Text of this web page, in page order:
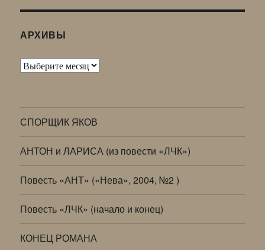
АРХИВЫ
Архивы
СПОРЩИК ЯКОВ
АНТОН и ЛАРИСА (из повести «ЛЧК»)
Повесть «АНТ» («Нева», 2004, №2 )
Повесть «ЛЧК» (начало и конец)
КОНЕЦ РОМАНА